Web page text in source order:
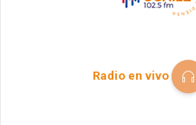
Radio en vivo